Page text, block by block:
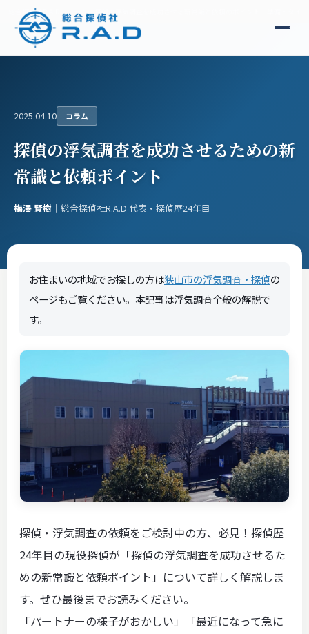
総合探偵社R.A.D コラム 探偵の浮気調査を成功させる新常識と依頼のポイント｜準備・タイ
2025.04.10 コラム
探偵の浮気調査を成功させるための新
常識と依頼ポイント
梅澤 賢樹 ｜総合探偵社R.A.D 代表・探偵歴24年目
お住まいの地域でお探しの方は狭山市の浮気調査・探偵の
ページもご覧ください。本記事は浮気調査全般の解説で
す。
探偵・浮気調査の依頼をご検討中の方、必見！探偵歴
24年目の現役探偵が「探偵の浮気調査を成功させるた
めの新常識と依頼ポイント」について詳しく解説しま
す。ぜひ最後までお読みください。
「パートナーの様子がおかしい」「最近になって急に